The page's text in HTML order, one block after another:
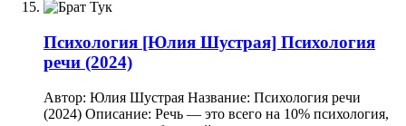
Психология [Юлия Шустрая] Психология
речи (2024)
Автор: Юлия Шустрая Название: Психология речи
(2024) Описание: Речь — это всего на 10% психология,